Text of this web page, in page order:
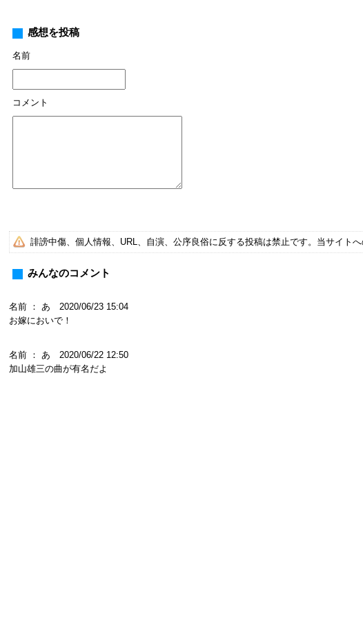
感想を投稿
名前
コメント
誹謗中傷、個人情報、URL、自演、公序良俗に反する投稿は禁止です。当サイト
みんなのコメント
名前 ： あ 2020/06/23 15:04
お嫁においで！
名前 ： あ 2020/06/22 12:50
加山雄三の曲が有名だよ